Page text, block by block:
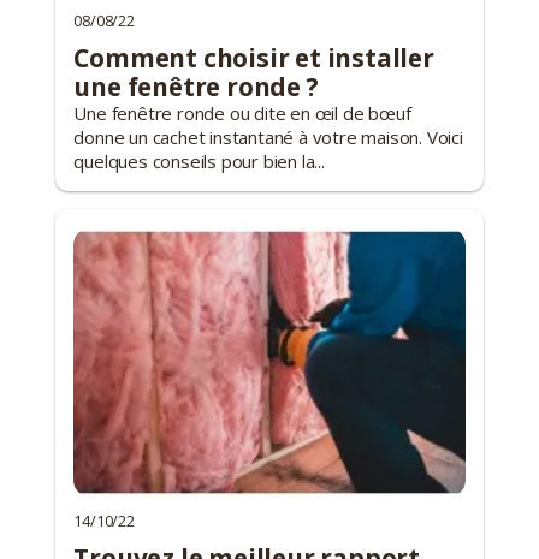
08/08/22
Comment choisir et installer
une fenêtre ronde ?
Une fenêtre ronde ou dite en œil de bœuf
donne un cachet instantané à votre maison. Voici
quelques conseils pour bien la...
14/10/22